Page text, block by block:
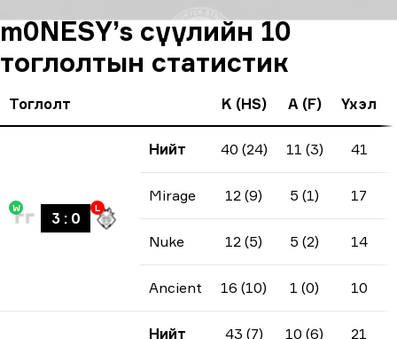
m0NESY’s сүүлийн 10
тоглолтын статистик
Тоглолт K (HS) A (F) Үхэл
W
3: 0
L
Нийт 40 (24) 11 (3) 41
Mirage 12 (9) 5 (1) 17
Nuke 12 (5) 5 (2) 14
Ancient 16 (10) 1 (0) 10
Нийт 43 (7) 10 (6) 21